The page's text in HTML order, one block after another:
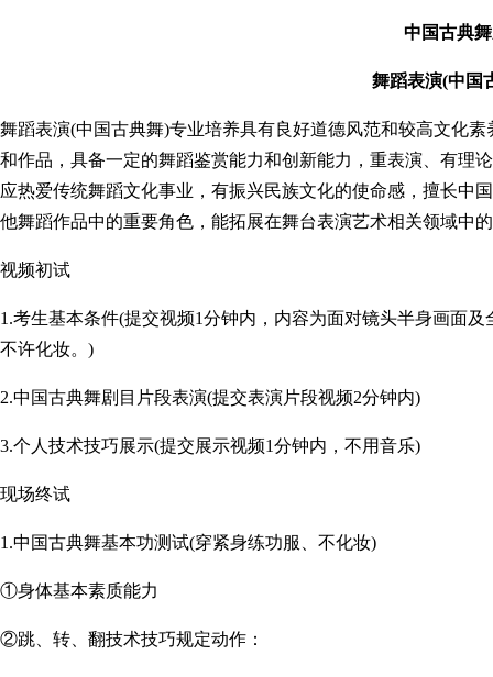
中国古典
舞蹈表演(中国
舞蹈表演(中国古典舞)专业培养具有良好道德风范和较高文化
和作品，具备一定的舞蹈鉴赏能力和创新能力，重表演、有理
应热爱传统舞蹈文化事业，有振兴民族文化的使命感，擅长中
他舞蹈作品中的重要角色，能拓展在舞台表演艺术相关领域中
视频初试
1.考生基本条件(提交视频1分钟内，内容为面对镜头半身画面
不许化妆。)
2.中国古典舞剧目片段表演(提交表演片段视频2分钟内)
3.个人技术技巧展示(提交展示视频1分钟内，不用音乐)
现场终试
1.中国古典舞基本功测试(穿紧身练功服、不化妆)
①身体基本素质能力
②跳、转、翻技术技巧规定动作：